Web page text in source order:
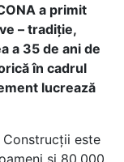
a primit
– tradiție,
a 35 de ani de
în cadrul
lucrează
este
și 80.000